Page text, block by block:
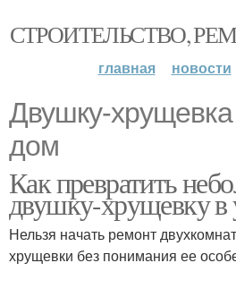
СТРОИТЕЛЬСТВО,
главная новости
Двушку-
дом
Как превратить
двушку-хрущевку
Нельзя начать ремонт
хрущевки без понимания ее